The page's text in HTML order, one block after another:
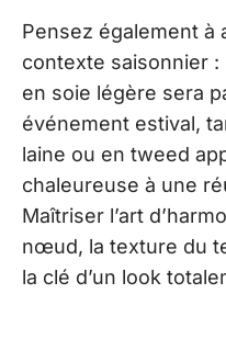
Pensez également à
contexte saisonnier
en soie légère sera
événement estival,
laine ou en tweed
chaleureuse à une
Maîtriser l’art
nœud, la texture du
la clé d’un look